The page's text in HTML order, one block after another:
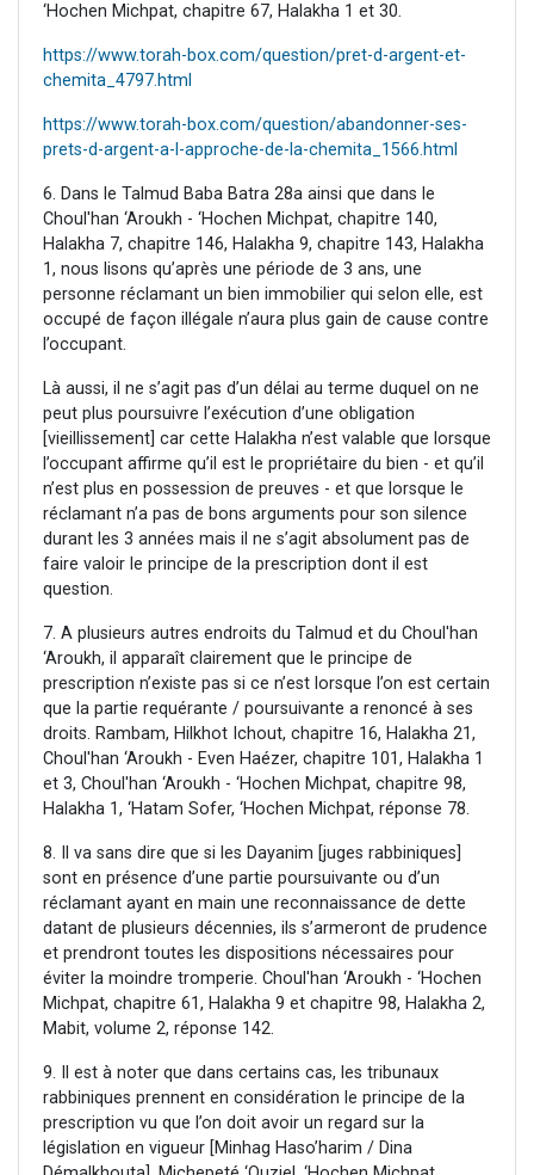
‘Hochen Michpat, chapitre 67, Halakha 1 et 30.
https://www.torah-box.com/question/pret-d-argent-et-
chemita_4797.html
https://www.torah-box.com/question/abandonner-ses-
prets-d-argent-a-l-approche-de-la-chemita_1566.html
6. Dans le Talmud Baba Batra 28a ainsi que dans le
Choul'han ‘Aroukh - ‘Hochen Michpat, chapitre 140,
Halakha 7, chapitre 146, Halakha 9, chapitre 143, Halakha
1, nous lisons qu’après une période de 3 ans, une
personne réclamant un bien immobilier qui selon elle, est
occupé de façon illégale n’aura plus gain de cause contre
l’occupant.
Là aussi, il ne s’agit pas d’un délai au terme duquel on ne
peut plus poursuivre l’exécution d’une obligation
[vieillissement] car cette Halakha n’est valable que lorsque
l’occupant affirme qu’il est le propriétaire du bien - et qu’il
n’est plus en possession de preuves - et que lorsque le
réclamant n’a pas de bons arguments pour son silence
durant les 3 années mais il ne s’agit absolument pas de
faire valoir le principe de la prescription dont il est
question.
7. A plusieurs autres endroits du Talmud et du Choul'han
‘Aroukh, il apparaît clairement que le principe de
prescription n’existe pas si ce n’est lorsque l’on est certain
que la partie requérante / poursuivante a renoncé à ses
droits. Rambam, Hilkhot Ichout, chapitre 16, Halakha 21,
Choul'han ‘Aroukh - Even Haézer, chapitre 101, Halakha 1
et 3, Choul'han ‘Aroukh - ‘Hochen Michpat, chapitre 98,
Halakha 1, ‘Hatam Sofer, ‘Hochen Michpat, réponse 78.
8. Il va sans dire que si les Dayanim [juges rabbiniques]
sont en présence d’une partie poursuivante ou d’un
réclamant ayant en main une reconnaissance de dette
datant de plusieurs décennies, ils s’armeront de prudence
et prendront toutes les dispositions nécessaires pour
éviter la moindre tromperie. Choul'han ‘Aroukh - ‘Hochen
Michpat, chapitre 61, Halakha 9 et chapitre 98, Halakha 2,
Mabit, volume 2, réponse 142.
9. Il est à noter que dans certains cas, les tribunaux
rabbiniques prennent en considération le principe de la
prescription vu que l’on doit avoir un regard sur la
législation en vigueur [Minhag Haso’harim / Dina